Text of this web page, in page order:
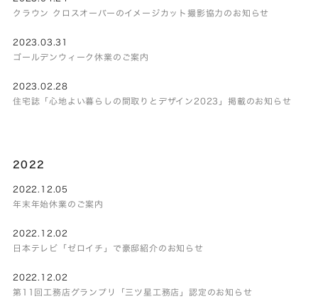
クラウン クロスオーバーのイメージカット撮影協力のお知らせ
2023.03.31
ゴールデンウィーク休業のご案内
2023.02.28
住宅誌「心地よい暮らしの間取りとデザイン2023」掲載のお知らせ
2022
2022.12.05
年末年始休業のご案内
2022.12.02
日本テレビ「ゼロイチ」で豪邸紹介のお知らせ
2022.12.02
第11回工務店グランプリ「三ツ星工務店」認定のお知らせ